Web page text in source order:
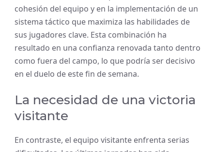
cohesión del equipo y en la implementación de un
sistema táctico que maximiza las habilidades de
sus jugadores clave. Esta combinación ha
resultado en una confianza renovada tanto dentro
como fuera del campo, lo que podría ser decisivo
en el duelo de este fin de semana.
La necesidad de una victoria
visitante
En contraste, el equipo visitante enfrenta serias